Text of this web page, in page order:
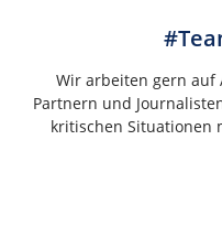
Wir arbeiten gern auf
Partnern und
kritischen Situationen